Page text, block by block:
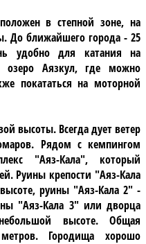
в степной зоне, на
До ближайшего города - 25
удобно для катания на
озеро Аязкул, где можно
покататься на моторной
высоты. Всегда дует ветер
Рядом с кемпингом
"Аяз-Кала", который
Руины крепости "Аяз-Кала
руины "Аяз-Кала 2" -
"Аяз-Кала 3" или дворца
высоте. Общая
Городища хорошо